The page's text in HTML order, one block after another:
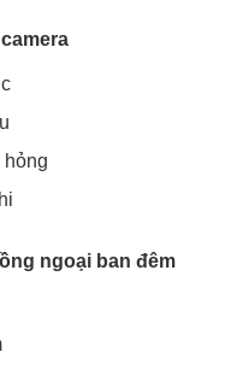
hỏng
ngoại ban đêm